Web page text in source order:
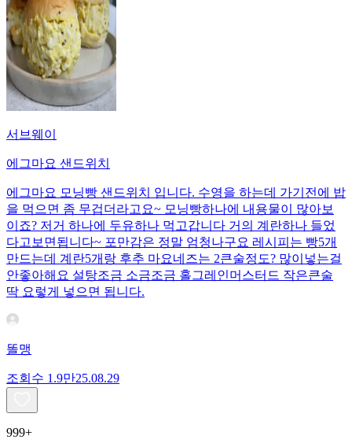
서브웨이
에그마요 샌드위치
에그마요 모닝빵 샌드위치 입니다. 수영을 하는데 가기전에 밥
을 먹으면 좀 무겁더라고요~ 모닝빵하나에 내용물이 많아보
이죠? 저거 하나에 두유하나 먹고갑니다 거의 계란하나 들었
다고보면됩니다~ 포만감은 정말 엄청나구요 레시피는 빵5개
만드는데 계란5개랑 후추 마요네즈는 2큰술정도? 많이넣는걸
안좋아해요 설탕조금 소금조금 홀그레인머스터드 작은큰술
딱 요렇게 넣으면 됩니다.
똘맹
조회수 1.9만25.08.29
999+